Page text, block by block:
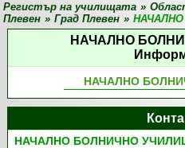
Регистър на училищата »
Плевен » Град Плевен »
НАЧАЛНО
НАЧАЛНО
НАЧАЛНО БОЛНИЧНО